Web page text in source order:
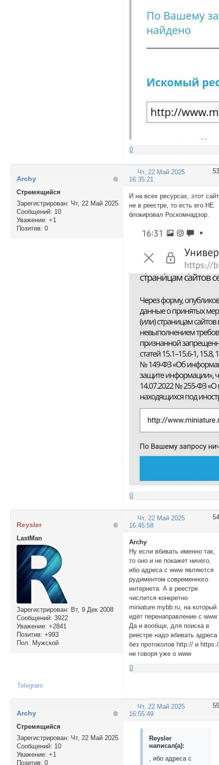
0
53
Чт, 22 Май 2025
16:35:21
Archy
Стремящийся
Зарегистрирован: Чт, 22 Май 2025
Сообщений: 10
Уважение: +1
Позитив: 0
И на всех ресурсах, этот сайт
не в реестре, то есть его НЕ
блокировал Роскомнадзор.
0
54
Чт, 22 Май 2025
16:45:58
Reysler
LastMan
Зарегистрирован: Вт, 9 Дек 2008
Сообщений: 3922
Уважение: +2841
Позитив: +993
Пол: Мужской
Archy
Ну если вбивать именно так,
то оно и не покажет ничего,
ибо адреса с www являются
рудиментом современного
интернета. А в реестре
числится конкретно
miniature.mybb.ru, на который
идёт перенаправление с www
Да и вообще, для поиска в
реестре надо вбивать адреса
без протоколов http:// и
не говоря уже о www
0
Telegram
55
Чт, 22 Май 2025
16:55:49
Archy
Стремящийся
Зарегистрирован: Чт, 22 Май 2025
Сообщений: 10
Уважение: +1
Позитив: 0
Reysler
написал(а):
, ибо адреса с